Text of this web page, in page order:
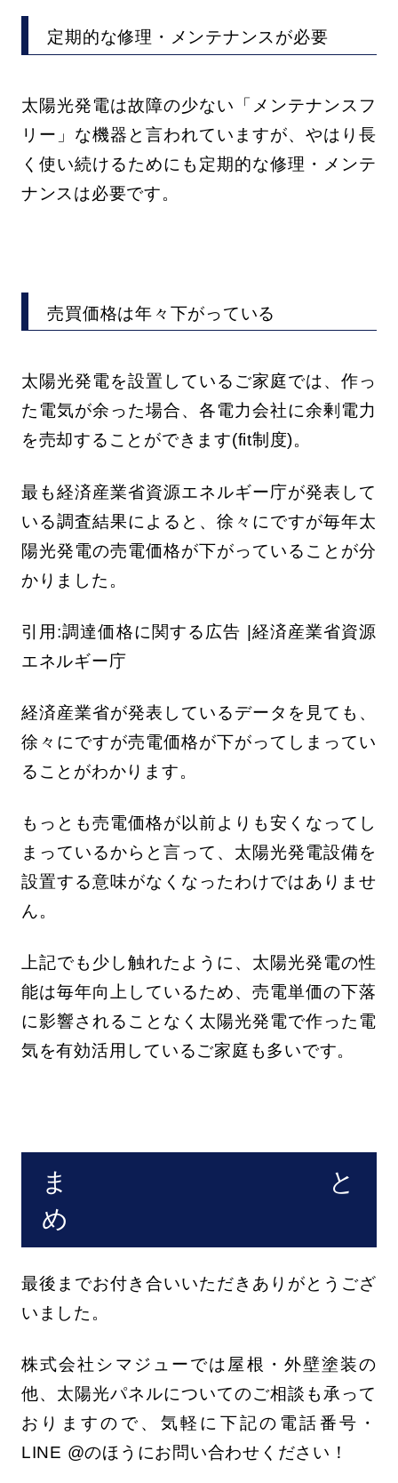
定期的な修理・メンテナンスが必要
太陽光発電は故障の少ない「メンテナンスフ
リー」な機器と言われていますが、やはり長
く使い続けるためにも定期的な修理・メンテ
ナンスは必要です。
売買価格は年々下がっている
太陽光発電を設置しているご家庭では、作っ
た電気が余った場合、各電力会社に余剰電力
を売却することができます(fit制度)。
最も経済産業省資源エネルギー庁が発表して
いる調査結果によると、徐々にですが毎年太
陽光発電の売電価格が下がっていることが分
かりました。
引用:調達価格に関する広告 |経済産業省資源
エネルギー庁
経済産業省が発表しているデータを見ても、
徐々にですが売電価格が下がってしまってい
ることがわかります。
もっとも売電価格が以前よりも安くなってし
まっているからと言って、太陽光発電設備を
設置する意味がなくなったわけではありませ
ん。
上記でも少し触れたように、太陽光発電の性
能は毎年向上しているため、売電単価の下落
に影響されることなく太陽光発電で作った電
気を有効活用しているご家庭も多いです。
まと
最後までお付き合いいただきありがとうござ
いました。
株式会社シマジューでは屋根・外壁塗装の
他、太陽光パネルについてのご相談も承って
おりますので、気軽に下記の電話番号・
LINE @のほうにお問い合わせください！